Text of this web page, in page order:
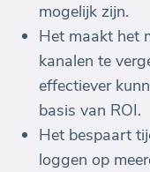
mogelijk zijn.
Het maakt het
kanalen te
effectiever
basis van ROI.
Het bespaart
loggen op